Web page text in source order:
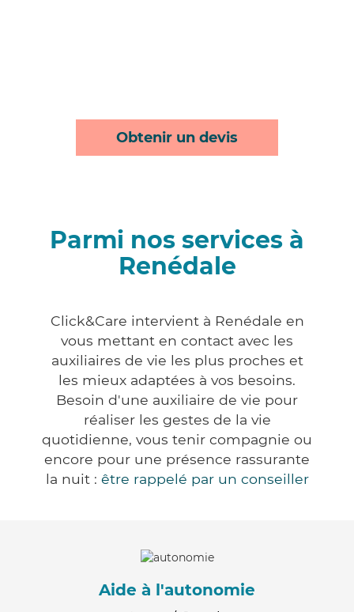
Obtenir un devis
Parmi nos services à
Renédale
Click&Care intervient à Renédale en
vous mettant en contact avec les
auxiliaires de vie les plus proches et
les mieux adaptées à vos besoins.
Besoin d'une auxiliaire de vie pour
réaliser les gestes de la vie
quotidienne, vous tenir compagnie ou
encore pour une présence rassurante
la nuit : être rappelé par un conseiller
Aide à l'autonomie